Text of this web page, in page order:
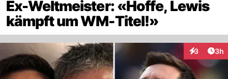
Ex-Weltmeister: «Hoffe, Lewis
kämpft um WM-Titel!»
3 3h